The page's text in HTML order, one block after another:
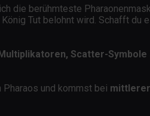
die berühmteste
Tut belohnt wird. Schafft du
Scatter-Symbole
und kommst bei